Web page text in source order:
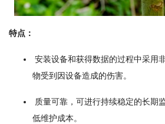
特点：
安装设备和获得数据的过程中采用
物受到因设备造成的伤害。
质量可靠，可进行持续稳定的长期
低维护成本。